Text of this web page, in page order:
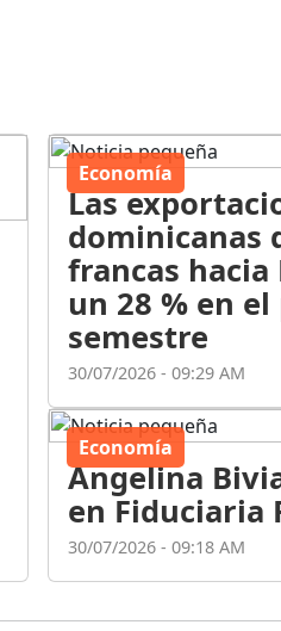
Economía
Las
dominicanas
francas hacia
un 28 % en
semestre
30/07/2026 - 09:29 AM
Economía
Angelina
en Fiduciaria
30/07/2026 - 09:18 AM